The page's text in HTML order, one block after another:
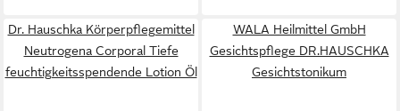
Dr. Hauschka Körperpflegemittel
Neutrogena Corporal Tiefe
feuchtigkeitsspendende Lotion Öl
WALA Heilmittel GmbH
Gesichtspflege DR.HAUSCHKA
Gesichtstonikum